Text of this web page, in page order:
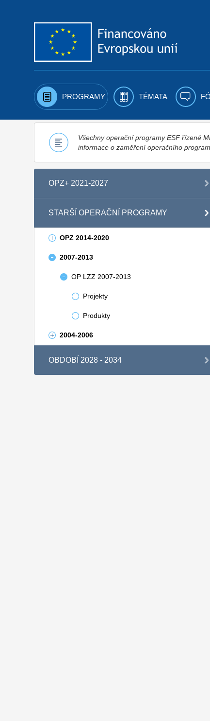
PROGRAMY TÉMATA
Všechny operační programy ESF řízené
informace o zaměření operačního
OPZ+ 2021-2027
STARŠÍ OPERAČNÍ PROGRAMY
OPZ 2014-2020
2007-2013
OP LZZ 2007-2013
Projekty
Produkty
2004-2006
OBDOBÍ 2028 - 2034